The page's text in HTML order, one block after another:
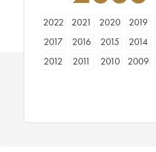
2022 2021 2020 2019
2017
2016 2015 2014
2012
2011 2010 2009
1997
1996 1995 1994